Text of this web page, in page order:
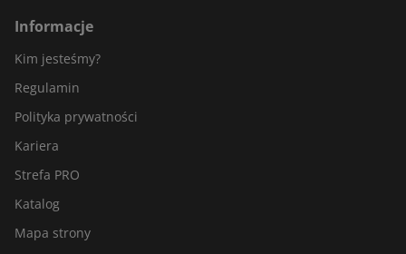
Informacje
Kim jesteśmy?
Regulamin
Polityka prywatności
Kariera
Strefa PRO
Katalog
Mapa strony